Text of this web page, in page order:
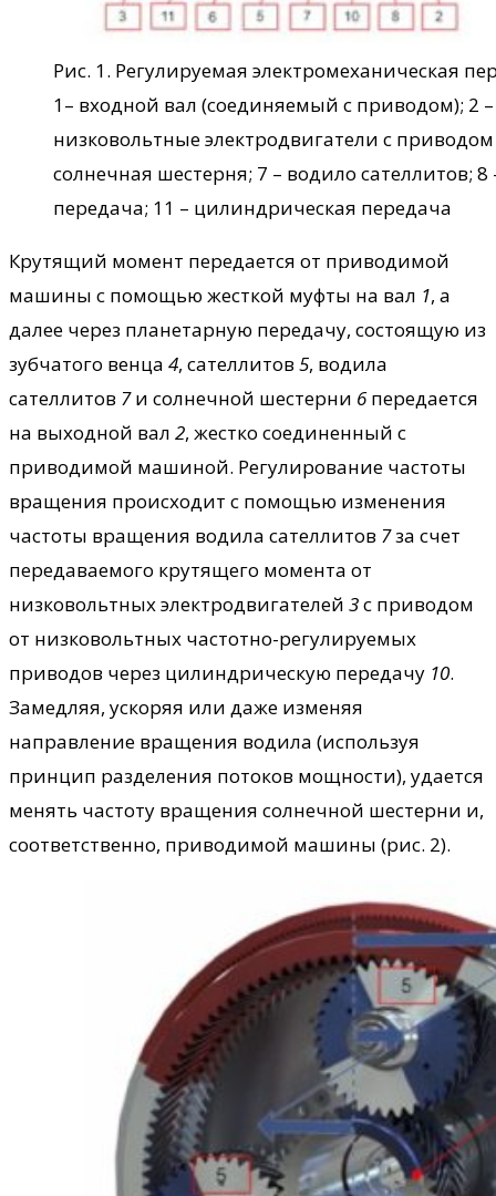
Рис. 1. Регулируемая электромеханическая
1– входной вал (соединяемый с приводом);
низковольтные электродвигатели с
солнечная шестерня; 7 – водило
передача; 11 – цилиндрическая передача
Крутящий момент передается от приводимой
машины с помощью жесткой муфты на вал 1, а
далее через планетарную передачу, состоящую из
зубчатого венца 4, сателлитов 5, водила
сателлитов 7и солнечной шестерни 6передается
на выходной вал 2, жестко соединенный с
приводимой машиной. Регулирование частоты
вращения происходит с помощью изменения
частоты вращения водила сателлитов 7за счет
передаваемого крутящего момента от
низковольтных электродвигателей 3с приводом
от низковольтных частотно-регулируемых
приводов через цилиндрическую передачу 10.
Замедляя, ускоряя или даже изменяя
направление вращения водила (используя
принцип разделения потоков мощности), удается
менять частоту вращения солнечной шестерни и,
соответственно, приводимой машины (рис. 2).